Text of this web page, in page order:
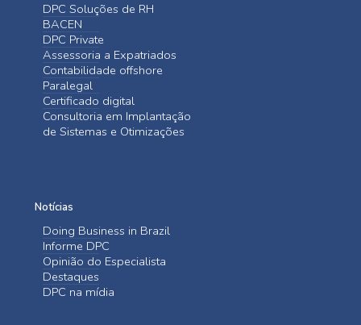
DPC Soluções de RH
BACEN
DPC Private
Assessoria a Expatriados
Contabilidade offshore
Paralegal
Certificado digital
Consultoria em Implantação
de Sistemas e Otimizações
Notícias
Doing Business in Brazil
Informe DPC
Opinião do Especialista
Destaques
DPC na mídia